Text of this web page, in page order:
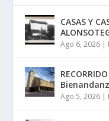
CASAS Y
Ago 6, 2026 |
Ago 5, 2026 |